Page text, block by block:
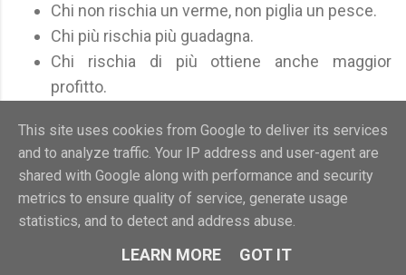
Chi non rischia un verme, non piglia un pesce.
Chi più rischia più guadagna.
Chi rischia di più ottiene anche maggior
profitto.
Si rischia a combattere, si rischia a navigare e si
rischia a letto.
Una volta si può rischiare.
Note
This site uses cookies from Google to deliver its services
and to analyze traffic. Your IP address and user-agent are
shared with Google along with performance and security
metrics to ensure quality of service, generate usage
statistics, and to detect and address abuse.
LEARN MORE GOT IT